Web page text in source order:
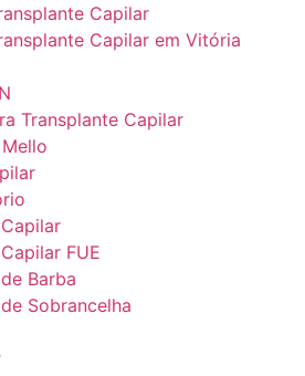
Capilar
Capilar em Vitória
Transplante Capilar
FUE
Barba
Sobrancelha